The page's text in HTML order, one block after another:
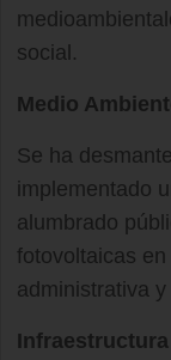
social.
Medio
Se ha
implementado
alumbrado
fotovoltaicas
administrativa
Infraestructura